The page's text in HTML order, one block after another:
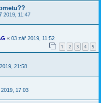
2019, 11:47
« 03 zář 2019, 11:52
1 2 3 4 5
21:58
17:03